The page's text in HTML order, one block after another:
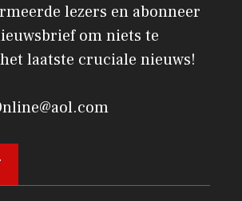
lezers en abonneer
om niets te
laatste cruciale nieuws!